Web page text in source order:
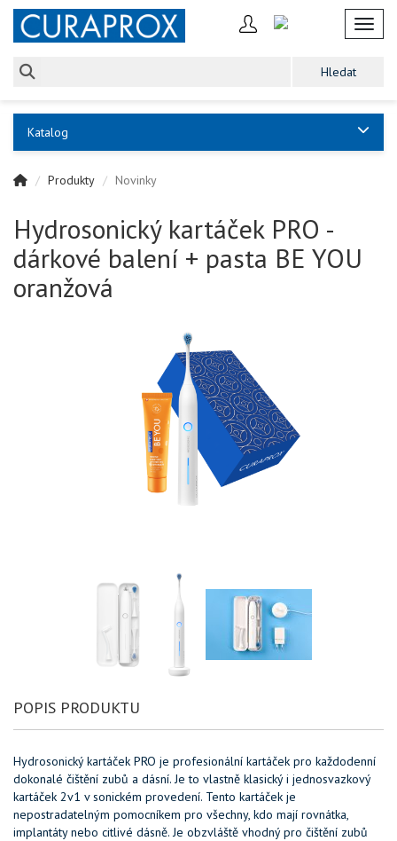
Katalog
Produkty Novinky
Hydrosonický kartáček PRO -
dárkové balení + pasta BE YOU
oranžová
POPIS PRODUKTU
Hydrosonický kartáček PRO je profesionální kartáček pro každodenní
dokonalé čištění zubů a dásní. Je to vlastně klasický i jednosvazkový
kartáček 2v1 v sonickém provedení. Tento kartáček je
nepostradatelným pomocníkem pro všechny, kdo mají rovnátka,
implantáty nebo citlivé dásně. Je obzvláště vhodný pro čištění zubů